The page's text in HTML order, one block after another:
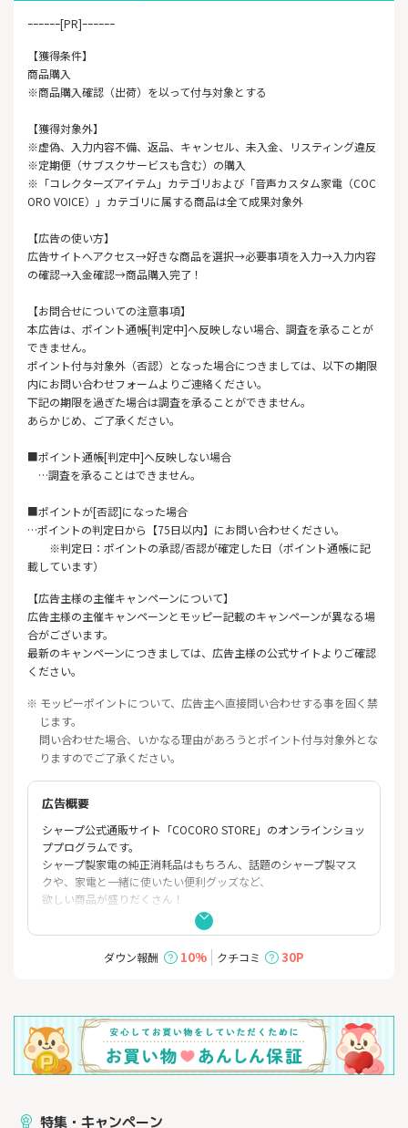
ｰｰｰｰｰｰ[PR]ｰｰｰｰｰｰ
【獲得条件】
商品購入
※商品購入確認（出荷）を以って付与対象とする
【獲得対象外】
※虚偽、入力内容不備、返品、キャンセル、未入金、リスティング違反
※定期便（サブスクサービスも含む）の購入
※「コレクターズアイテム」カテゴリおよび「音声カスタム家電（COC
ORO VOICE）」カテゴリに属する商品は全て成果対象外
【広告の使い方】
広告サイトへアクセス→好きな商品を選択→必要事項を入力→入力内容
の確認→入金確認→商品購入完了！
【お問合せについての注意事項】
本広告は、ポイント通帳[判定中]へ反映しない場合、調査を承ることが
できません。
ポイント付与対象外（否認）となった場合につきましては、以下の期限
内にお問い合わせフォームよりご連絡ください。
下記の期限を過ぎた場合は調査を承ることができません。
あらかじめ、ご了承ください。
■ポイント通帳[判定中]へ反映しない場合
…調査を承ることはできません。
■ポイントが[否認]になった場合
…ポイントの判定日から【75日以内】にお問い合わせください。
※判定日：ポイントの承認/否認が確定した日（ポイント通帳に記
載しています）
【広告主様の主催キャンペーンについて】
広告主様の主催キャンペーンとモッピー記載のキャンペーンが異なる場
合がございます。
最新のキャンペーンにつきましては、広告主様の公式サイトよりご確認
ください。
※ モッピーポイントについて、広告主へ直接問い合わせする事を固く禁
じます。
問い合わせた場合、いかなる理由があろうとポイント付与対象外とな
りますのでご了承ください。
広告概要
シャープ公式通販サイト「COCORO STORE」のオンラインショッ
ププログラムです。
シャープ製家電の純正消耗品はもちろん、話題のシャープ製マス
クや、家電と一緒に使いたい便利グッズなど、
欲しい商品が盛りだくさん！
ダウン報酬 10% クチコミ 30P
特集・キャンペーン